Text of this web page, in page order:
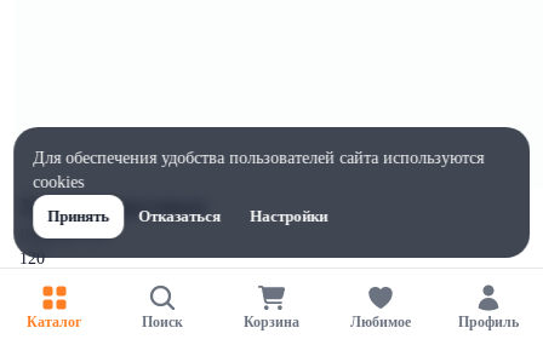
Характеристики
Ширина, мм
120
Высота, мм
100
Каталог Поиск Корзина Любимое Профиль
Для обеспечения удобства пользователей сайта используются
cookies
Принять
Отказаться Настройки